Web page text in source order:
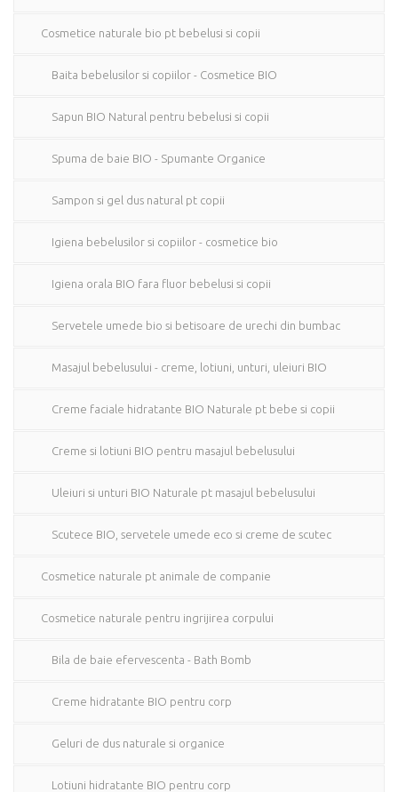
Cosmetice naturale bio pt bebelusi si copii
Baita bebelusilor si copiilor - Cosmetice BIO
Sapun BIO Natural pentru bebelusi si copii
Spuma de baie BIO - Spumante Organice
Sampon si gel dus natural pt copii
Igiena bebelusilor si copiilor - cosmetice bio
Igiena orala BIO fara fluor bebelusi si copii
Servetele umede bio si betisoare de urechi din bumbac
Masajul bebelusului - creme, lotiuni, unturi, uleiuri BIO
Creme faciale hidratante BIO Naturale pt bebe si copii
Creme si lotiuni BIO pentru masajul bebelusului
Uleiuri si unturi BIO Naturale pt masajul bebelusului
Scutece BIO, servetele umede eco si creme de scutec
Cosmetice naturale pt animale de companie
Cosmetice naturale pentru ingrijirea corpului
Bila de baie efervescenta - Bath Bomb
Creme hidratante BIO pentru corp
Geluri de dus naturale si organice
Lotiuni hidratante BIO pentru corp